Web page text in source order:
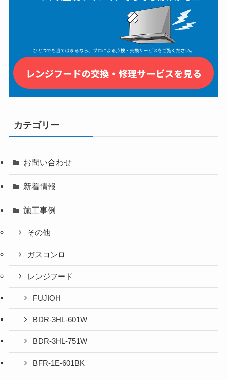
カテゴリー
お問い合わせ
新着情報
施工事例
その他
ガスコンロ
レンジフード
FUJIOH
BDR-3HL-601W
BDR-3HL-751W
BFR-1E-601BK